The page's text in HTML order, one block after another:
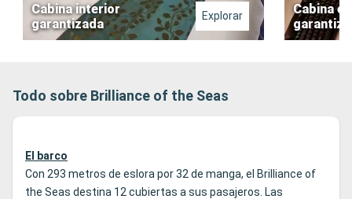
Cabina interior
garantizada
Explorar
Cabina
Todo sobre Brilliance of the Seas
El barco
Con 293 metros de eslora por 32 de manga, el Brilliance of
the Seas destina 12 cubiertas a sus pasajeros. Las